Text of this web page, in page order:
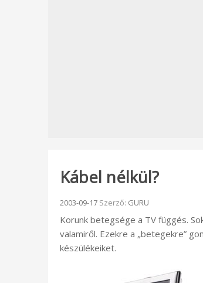
Kábel nélkül?
Beküldve:
2003-09-17 Szerző: GURU
Korunk betegsége a TV függés.
valamiről. Ezekre a „betegekre”
készülékeiket.